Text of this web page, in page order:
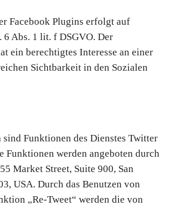
Facebook Plugins erfolgt auf
6 Abs. 1 lit. f DSGVO. Der
ein berechtigtes Interesse an einer
Sichtbarkeit in den Sozialen
sind Funktionen des Dienstes Twitter
Funktionen werden angeboten durch
Market Street, Suite 900, San
USA. Durch das Benutzen von
„Re-Tweet“ werden die von